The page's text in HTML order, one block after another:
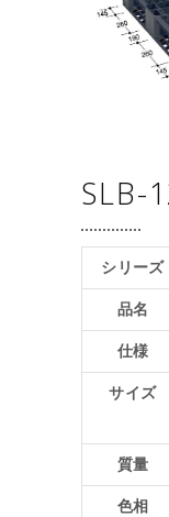
SLB-
シリーズ
品名
仕様
サイズ
質量
色相